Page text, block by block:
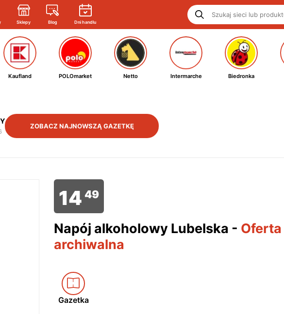
Sklepy Blog Dni handlu
Kaufland POLOmarket Netto Intermarche Biedronka
ZOBACZ NAJNOWSZĄ GAZETKĘ
14 49
Napój alkoholowy Lubelska - Oferta
archiwalna
Gazetka